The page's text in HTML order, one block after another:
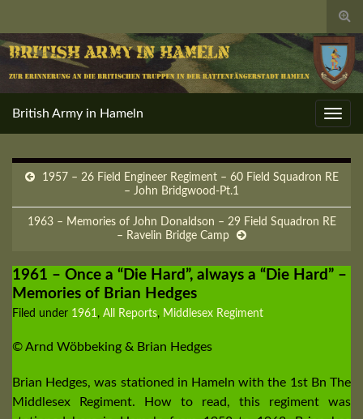
British Army in Hameln
1957 – 26 Field Engineer Regiment – 60 Field Squadron RE
– John Bridgwood-Pt.1
1963 – Memories of John Donaldson – 29 Field Squadron RE
– Ravelin Bridge Camp
1961 – Once a “Die Hard”, always a “Die Hard” –
Memories of Brian Hedges
Filed under 1961, All Reports, Middlesex Regiment
© Arnd Wöbbeking & Brian Hedges
Brian Hedges, was stationed in Hameln with the 1st Bn The
Middlesex Regiment. How to read, this regiment was